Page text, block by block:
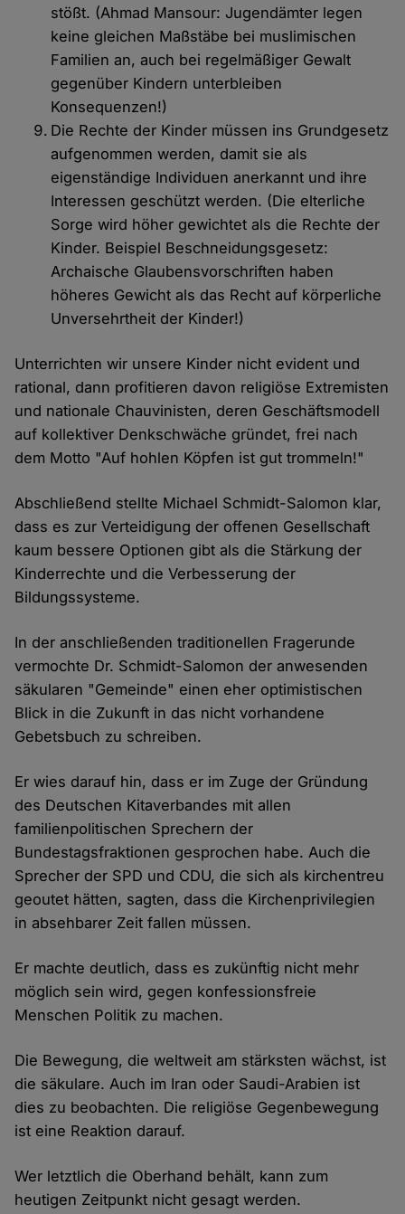
stößt. (Ahmad Mansour: Jugendämter legen
keine gleichen Maßstäbe bei muslimischen
Familien an, auch bei regelmäßiger Gewalt
gegenüber Kindern unterbleiben
Konsequenzen!)
Die Rechte der Kinder müssen ins Grundgesetz
aufgenommen werden, damit sie als
eigenständige Individuen anerkannt und ihre
Interessen geschützt werden. (Die elterliche
Sorge wird höher gewichtet als die Rechte der
Kinder. Beispiel Beschneidungsgesetz:
Archaische Glaubensvorschriften haben
höheres Gewicht als das Recht auf körperliche
Unversehrtheit der Kinder!)
Unterrichten wir unsere Kinder nicht evident und
rational, dann profitieren davon religiöse Extremisten
und nationale Chauvinisten, deren Geschäftsmodell
auf kollektiver Denkschwäche gründet, frei nach
dem Motto "Auf hohlen Köpfen ist gut trommeln!"
Abschließend stellte Michael Schmidt-Salomon klar,
dass es zur Verteidigung der offenen Gesellschaft
kaum bessere Optionen gibt als die Stärkung der
Kinderrechte und die Verbesserung der
Bildungssysteme.
In der anschließenden traditionellen Fragerunde
vermochte Dr. Schmidt-Salomon der anwesenden
säkularen "Gemeinde" einen eher optimistischen
Blick in die Zukunft in das nicht vorhandene
Gebetsbuch zu schreiben.
Er wies darauf hin, dass er im Zuge der Gründung
des Deutschen Kitaverbandes mit allen
familienpolitischen Sprechern der
Bundestagsfraktionen gesprochen habe. Auch die
Sprecher der SPD und CDU, die sich als kirchentreu
geoutet hätten, sagten, dass die Kirchenprivilegien
in absehbarer Zeit fallen müssen.
Er machte deutlich, dass es zukünftig nicht mehr
möglich sein wird, gegen konfessionsfreie
Menschen Politik zu machen.
Die Bewegung, die weltweit am stärksten wächst, ist
die säkulare. Auch im Iran oder Saudi-Arabien ist
dies zu beobachten. Die religiöse Gegenbewegung
ist eine Reaktion darauf.
Wer letztlich die Oberhand behält, kann zum
heutigen Zeitpunkt nicht gesagt werden.